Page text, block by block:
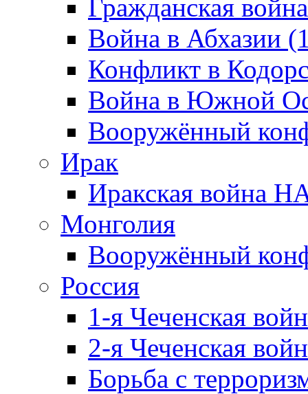
Гражданская
Война в Абхазии
Конфликт в
Война в Южной
Вооружённый
Ирак
Иракская война
Монголия
Вооружённый
Россия
1-я Чеченская
2-я Чеченская
Борьба с